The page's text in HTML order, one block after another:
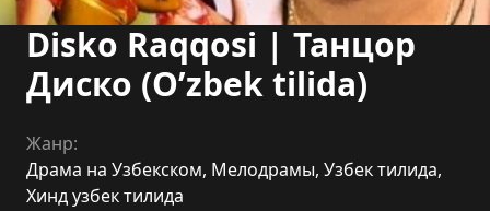
Disko Raqqosi | Танцор
Диско (O’zbek tilida)
Жанр:
Драма на Узбекском, Мелодрамы, Узбек тилида,
Хинд узбек тилида